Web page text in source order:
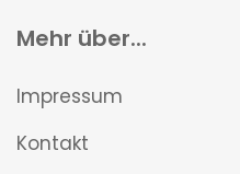
Mehr über...
Impressum
Kontakt